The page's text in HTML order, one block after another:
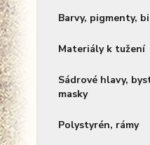
Barvy, pigmenty,
Materiály k tužení
Sádrové hlavy,
masky
Polystyrén, rámy